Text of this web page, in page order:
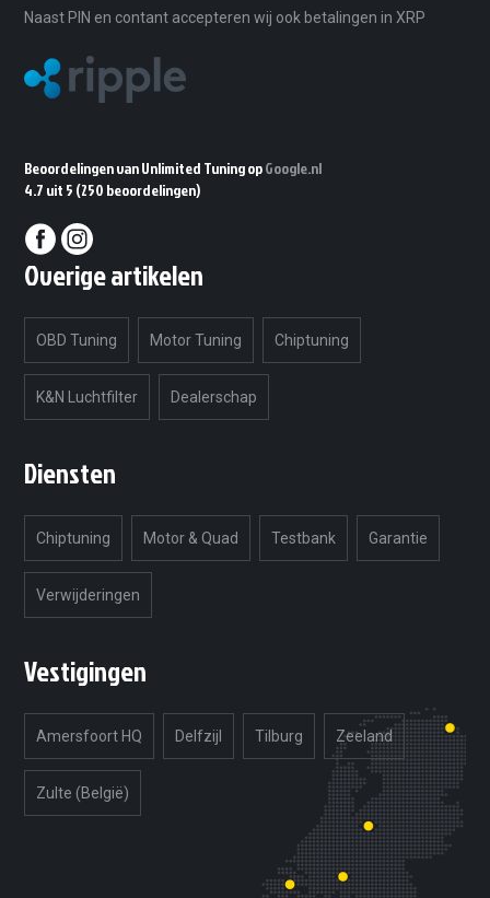
Naast PIN en contant accepteren wij ook betalingen in XRP
Beoordelingen van Unlimited Tuning opGoogle.nl
4.7 uit 5 (250 beoordelingen)
Overige artikelen
OBD Tuning Motor Tuning Chiptuning
K&N Luchtfilter Dealerschap
Diensten
Chiptuning Motor & Quad Testbank Garantie
Verwijderingen
Vestigingen
Amersfoort HQ Delfzijl Tilburg Zeeland
Zulte (België)